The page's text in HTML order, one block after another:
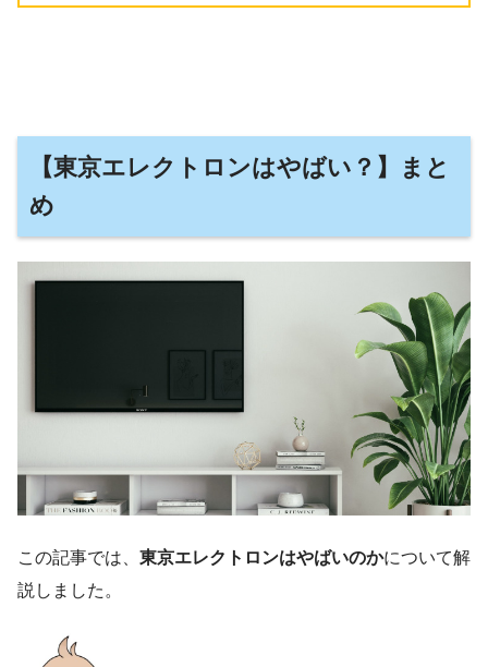
【東京エレクトロンはやばい？】まと
め
この記事では、 東京エレクトロンはやばいのかについて解
説しました。